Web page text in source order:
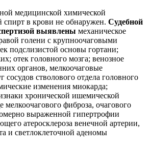
медицинской химической
спирт в крови не обнаружен. Судебной
выявлены механическое
голени с крупноочаговыми
подслизистой основы гортани;
отек головного мозга; венозное
органов, мелкоочаговые
сосудов стволового отдела головного
изменения миокарда;
хронической ишемической
мелкоочагового фиброза, очагового
выраженной гипертрофии
атеросклероза венечной артерии,
и светлоклеточной аденомы